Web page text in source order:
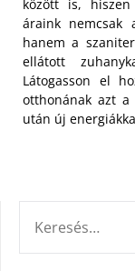
között is, hiszen
áraink nemcsak
hanem a
ellátott
Látogasson el
otthonának azt
után új